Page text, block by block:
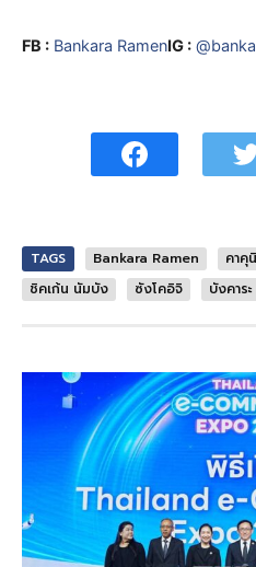
FB : Bankara RamenIG :
TAGS Bankara Ramen คาคุ
ชิคเก้น นัมบัง
ซังโคอิจิ บังคาร